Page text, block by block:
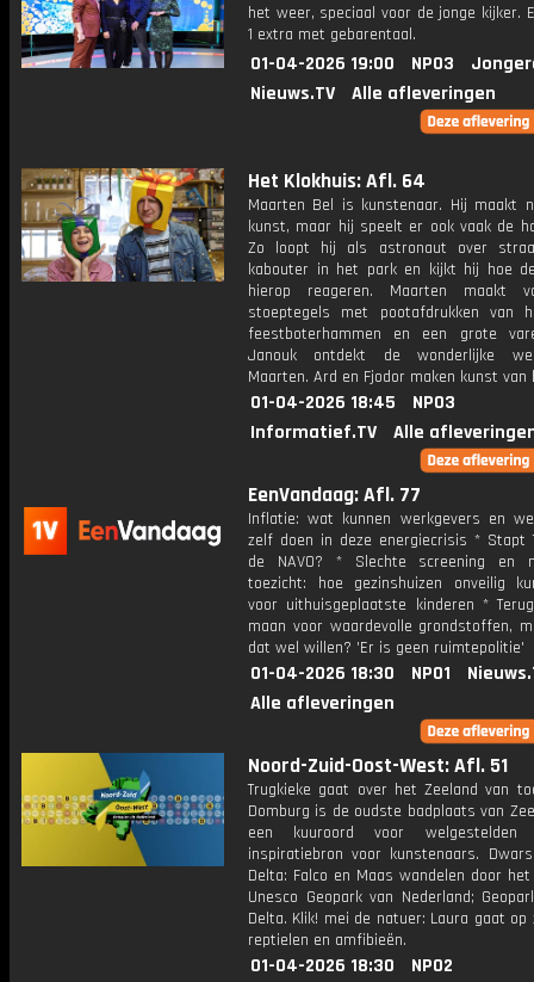
het weer, speciaal voor de jonge kijker.
1 extra met gebarentaal.
01-04-2026 19:00 NPO3
Nieuws.TV
Alle afleveringen
Het Klokhuis: Afl. 64
Maarten Bel is kunstenaar. Hij maakt
kunst, maar hij speelt er ook vaak de
Zo loopt hij als astronaut over
kabouter in het park en kijkt hij hoe
hierop reageren. Maarten maakt
stoeptegels met pootafdrukken van
feestboterhammen en een grote
Janouk ontdekt de wonderlijke
Maarten. Ard en Fjodor maken kunst van
01-04-2026 18:45
NPO3
Informatief.TV
Alle
EenVandaag: Afl. 77
Inflatie: wat kunnen werkgevers en
zelf doen in deze energiecrisis * Stapt
de NAVO? * Slechte screening en
toezicht: hoe gezinshuizen onveilig
voor uithuisgeplaatste kinderen *
maan voor waardevolle grondstoffen,
dat wel willen? 'Er is geen ruimtepolitie'
01-04-2026 18:30 NPO1
Alle afleveringen
Noord-Zuid-Oost-West: Afl. 51
Trugkieke gaat over het Zeeland van
Domburg is de oudste badplaats van
een kuuroord voor
inspiratiebron voor kunstenaars.
Delta: Falco en Maas wandelen door
Unesco Geopark van Nederland;
Delta. Klik! mei de natuer: Laura gaat op
reptielen en amfibieën.
01-04-2026 18:30
NPO2